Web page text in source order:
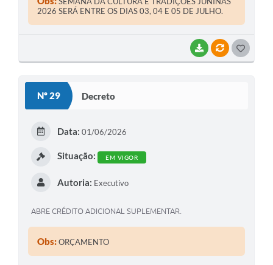
BAIXARVÍNCULOS
2026 SERÁ ENTRE OS DIAS 03, 04 E 05 DE JULHO.
Nº 29 Decreto
Data: 01/06/2026
Situação: EM VIGOR
Autoria: Executivo
ABRE CRÉDITO ADICIONAL SUPLEMENTAR.
Obs:ORÇAMENTO